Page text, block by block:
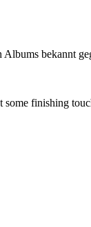
Albums bekannt
finishing